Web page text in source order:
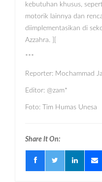
kebutuhan khusus,
motorik lainnya dan
diimplementasikan di
Azzahra. ][
***
Reporter: Mochammad
Editor: @zam*
Foto: Tim Humas Unesa
Share It On: